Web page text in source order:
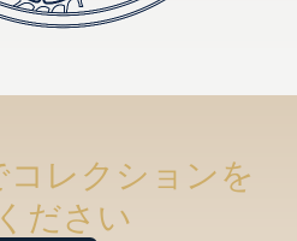
レクションを
ださい